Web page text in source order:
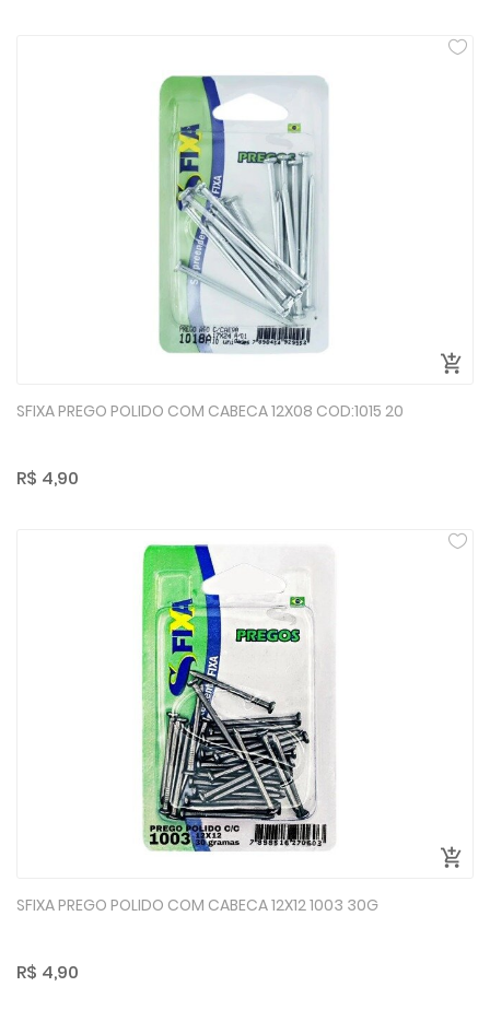
SFIXA PREGO POLIDO COM CABECA 12X08 COD:1015 20
R$ 4,90
SFIXA PREGO POLIDO COM CABECA 12X12 1003 30G
R$ 4,90